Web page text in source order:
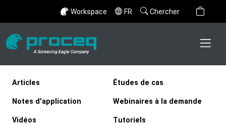
Workspace FR Chercher
Articles Études de cas
Notes d'application Webinaires à la demande
Vidéos Tutoriels